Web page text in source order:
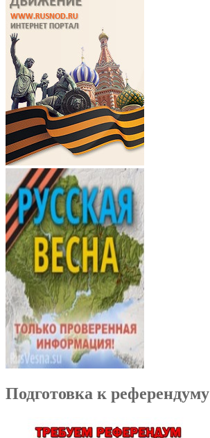
Подготовка к референдуму